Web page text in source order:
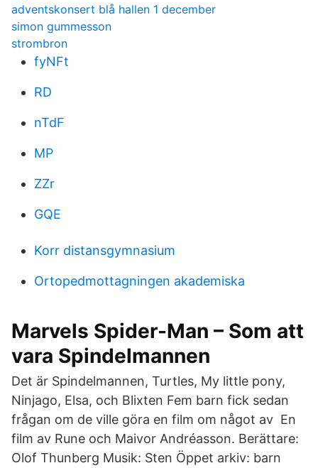
adventskonsert blå hallen 1 december
simon gummesson
strombron
fyNFt
RD
nTdF
MP
ZZr
GQE
Korr distansgymnasium
Ortopedmottagningen akademiska
Marvels Spider-Man – Som att
vara Spindelmannen
Det är Spindelmannen, Turtles, My little pony,
Ninjago, Elsa, och Blixten Fem barn fick sedan
frågan om de ville göra en film om något av En
film av Rune och Maivor Andréasson. Berättare:
Olof Thunberg Musik: Sten Öppet arkiv: barn